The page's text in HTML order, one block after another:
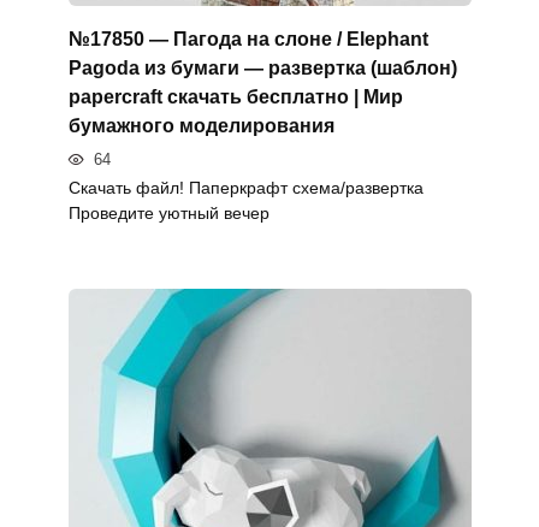
№17850 — Пагода на слоне / Elephant
Pagoda из бумаги — развертка (шаблон)
papercraft скачать бесплатно | Мир
бумажного моделирования
64
Скачать файл! Паперкрафт схема/развертка
Проведите уютный вечер